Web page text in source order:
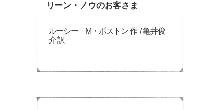
リーン・ノウのお客さま
ルーシー・M・ボストン 作 / 亀井俊
介 訳